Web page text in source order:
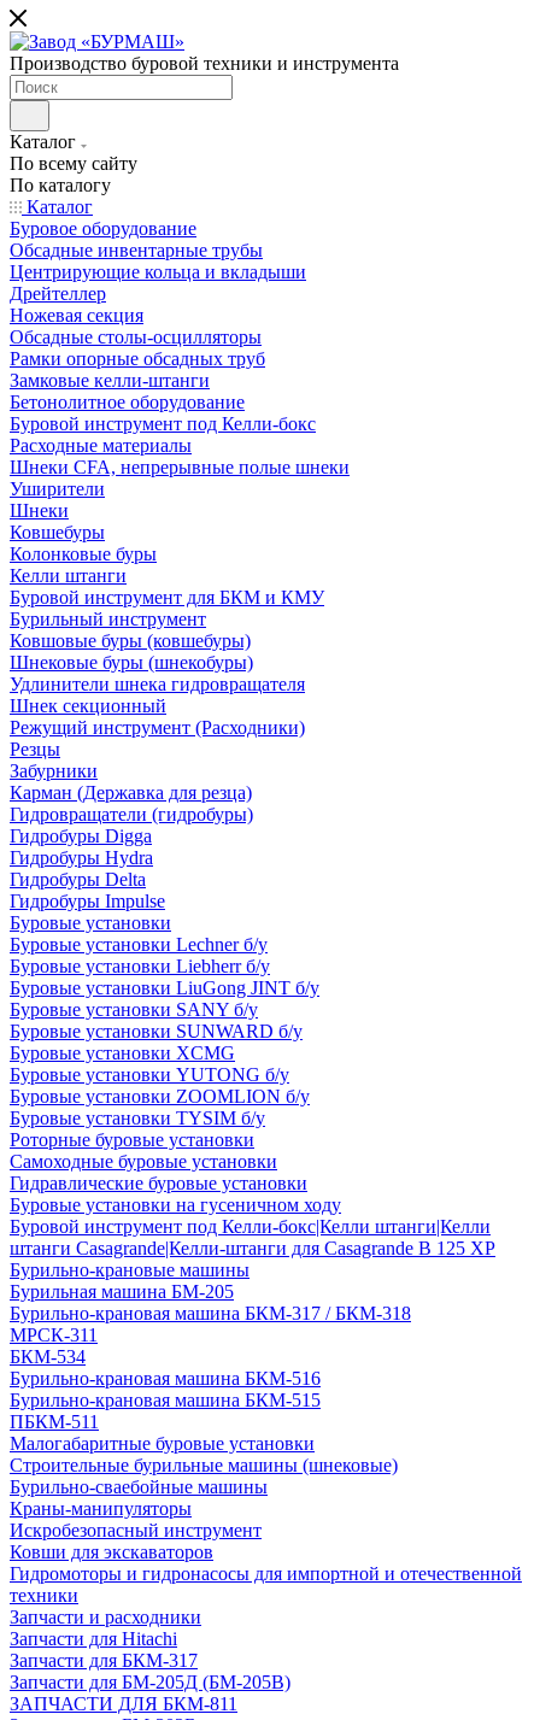
Производство буровой техники и инструмента
Каталог
По всему сайту
По каталогу
Каталог
Буровое оборудование
Обсадные инвентарные трубы
Центрирующие кольца и вкладыши
Дрейтеллер
Ножевая секция
Обсадные столы-осцилляторы
Рамки опорные обсадных труб
Замковые келли-штанги
Бетонолитное оборудование
Буровой инструмент под Келли-бокс
Расходные материалы
Шнеки CFA, непрерывные полые шнеки
Уширители
Шнеки
Ковшебуры
Колонковые буры
Келли штанги
Буровой инструмент для БКМ и КМУ
Бурильный инструмент
Ковшовые буры (ковшебуры)
Шнековые буры (шнекобуры)
Удлинители шнека гидровращателя
Шнек секционный
Режущий инструмент (Расходники)
Резцы
Забурники
Карман (Державка для резца)
Гидровращатели (гидробуры)
Гидробуры Digga
Гидробуры Hydra
Гидробуры Delta
Гидробуры Impulse
Буровые установки
Буровые установки Lechner б/у
Буровые установки Liebherr б/у
Буровые установки LiuGong JINT б/у
Буровые установки SANY б/у
Буровые установки SUNWARD б/у
Буровые установки XCMG
Буровые установки YUTONG б/у
Буровые установки ZOOMLION б/у
Буровые установки TYSIM б/у
Роторные буровые установки
Самоходные буровые установки
Гидравлические буровые установки
Буровые установки на гусеничном ходу
Буровой инструмент под Келли-бокс|Келли штанги|Келли
штанги Casagrande|Келли-штанги для Casagrande B 125 XP
Бурильно-крановые машины
Бурильная машина БМ-205
Бурильно-крановая машина БКМ-317 / БКМ-318
МРСК-311
БКМ-534
Бурильно-крановая машина БКМ-516
Бурильно-крановая машина БКМ-515
ПБКМ-511
Малогабаритные буровые установки
Строительные бурильные машины (шнековые)
Бурильно-сваебойные машины
Краны-манипуляторы
Искробезопасный инструмент
Ковши для экскаваторов
Гидромоторы и гидронасосы для импортной и отечественной
техники
Запчасти и расходники
Запчасти для Hitachi
Запчасти для БКМ-317
Запчасти для БМ-205Д (БМ-205В)
ЗАПЧАСТИ ДЛЯ БКМ-811